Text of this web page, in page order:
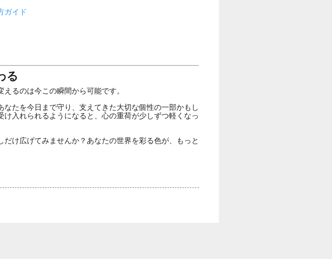
ガイド
る
るのは今この瞬間から可能です。
たを今日まで守り、支えてきた大切な個性の一部かもし
入れられるようになると、心の重荷が少しずつ軽くなっ
け広げてみませんか？あなたの世界を彩る色が、もっと